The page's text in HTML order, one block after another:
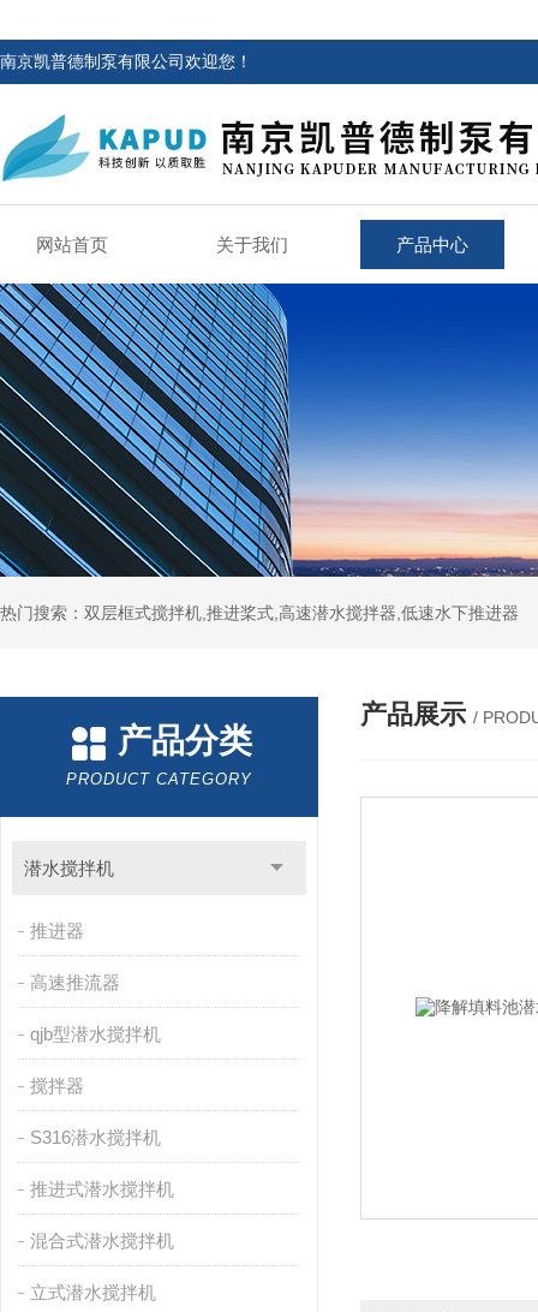
南京凯普德制泵有限公司欢迎您！
网站首页 关于我们 产品中心
热门搜索：双层框式搅拌机,推进桨式,高速潜水搅拌器,低速水下推进器
产品分类
PRODUCT CATEGORY
潜水搅拌机
推进器
高速推流器
qjb型潜水搅拌机
搅拌器
S316潜水搅拌机
推进式潜水搅拌机
混合式潜水搅拌机
立式潜水搅拌机
产品展示 /